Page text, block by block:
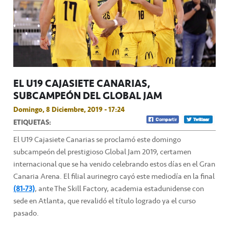
EL U19 CAJASIETE CANARIAS,
SUBCAMPEÓN DEL GLOBAL JAM
Domingo, 8 Diciembre, 2019 - 17:24
ETIQUETAS:
El U19 Cajasiete Canarias se proclamó este domingo
subcampeón del prestigioso Global Jam 2019, certamen
internacional que se ha venido celebrando estos días en el Gran
Canaria Arena. El filial aurinegro cayó este mediodía en la final
(81-73), ante The Skill Factory, academia estadunidense con
sede en Atlanta, que revalidó el título logrado ya el curso
pasado.